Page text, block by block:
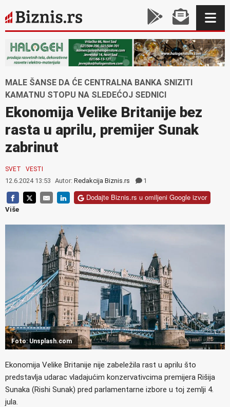
MALE ŠANSE DA ĆE CENTRALNA BANKA SNIZITI
KAMATNU STOPU NA SLEDEĆOJ SEDNICI
Ekonomija Velike Britanije bez
rasta u aprilu, premijer Sunak
zabrinut
SVET VESTI
12.6.2024 13:53 Autor: Redakcija Biznis.rs 1
Dodajte Biznis.rs u omiljeni Google izvor
Više
Foto: Unsplash.com
Ekonomija Velike Britanije nije zabeležila rast u aprilu što
predstavlja udarac vladajućim konzervativcima premijera Rišija
Sunaka (Rishi Sunak) pred parlamentarne izbore u toj zemlji 4.
jula.